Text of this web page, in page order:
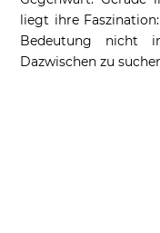
liegt ihre
Bedeutung nicht
Dazwischen zu